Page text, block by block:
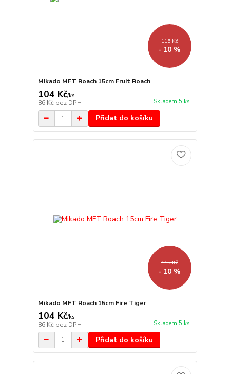
115 Kč
- 10 %
Mikado MFT Roach 15cm Fruit Roach
104 Kč/ks
86 Kč bez DPH Skladem 5 ks
Přidat do košíku
115 Kč
- 10 %
Mikado MFT Roach 15cm Fire Tiger
104 Kč/ks
86 Kč bez DPH Skladem 5 ks
Přidat do košíku